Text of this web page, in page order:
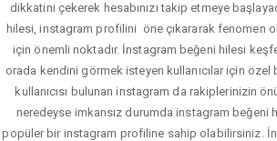
dikkatini çekerek hesabınızı takip etmeye
hilesi, instagram profilini öne çıkararak fenomen
için önemli noktadır. İnstagram beğeni hilesi
orada kendini görmek isteyen kullanıcılar için özel
kullanıcısı bulunan instagram da rakiplerinizin
neredeyse imkansız durumda instagram beğeni
popüler bir instagram profiline sahip olabilirsiniz.